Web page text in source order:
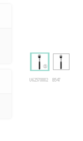
U62570002 B547